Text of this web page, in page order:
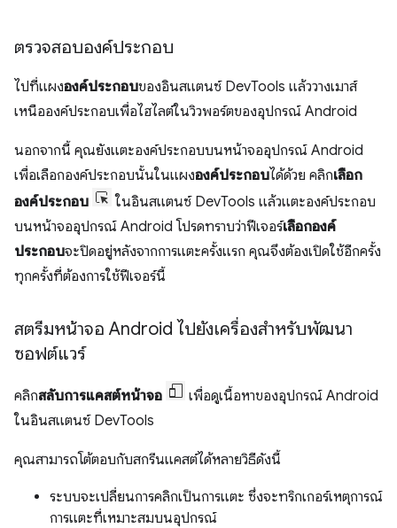
ตรวจสอบองค์ประกอบ
ไปที่แผงองค์ประกอบของอินสแตนซ์ DevTools แล้ววางเมาส์
เหนือองค์ประกอบเพื่อไฮไลต์ในวิวพอร์ตของอุปกรณ์ Android
นอกจากนี้ คุณยังแตะองค์ประกอบบนหน้าจออุปกรณ์ Android
เพื่อเลือกองค์ประกอบนั้นในแผงองค์ประกอบได้ด้วย คลิกเลือก
องค์ประกอบ
ในอินสแตนซ์ DevTools แล้วแตะองค์ประกอบ
บนหน้าจออุปกรณ์ Android โปรดทราบว่าฟีเจอร์เลือกองค์
ประกอบจะปิดอยู่หลังจากการแตะครั้งแรก คุณจึงต้องเปิดใช้อีกครั้ง
ทุกครั้งที่ต้องการใช้ฟีเจอร์นี้
สตรีมหน้าจอ Android ไปยังเครื่องสำหรับพัฒนา
ซอฟต์แวร์
คลิกสลับการแคสต์หน้าจอ
เพื่อดูเนื้อหาของอุปกรณ์ Android
ในอินสแตนซ์ DevTools
คุณสามารถโต้ตอบกับสกรีนแคสต์ได้หลายวิธีดังนี้
ระบบจะเปลี่ยนการคลิกเป็นการแตะ ซึ่งจะทริกเกอร์เหตุการณ์
การแตะที่เหมาะสมบนอุปกรณ์